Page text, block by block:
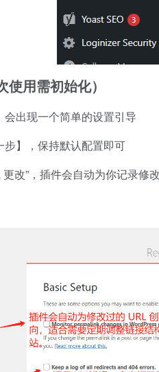
用需初始化）
出现一个简单的设置引导
】，保持默认配置即可
改”，插件会自动为你记录修